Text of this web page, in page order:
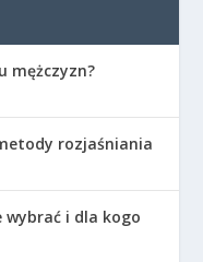
mężczyzn?
rozjaśniania
wybrać i dla kogo